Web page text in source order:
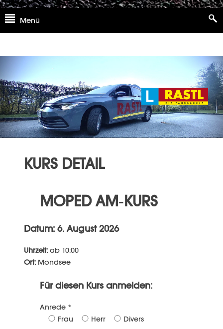
Skip
to
Menü
KURS DETAIL
MOPED AM-KURS
Datum: 6. August 2026
Uhrzeit: ab 10:00
Ort: Mondsee
Für diesen Kurs anmelden:
Anrede *
Frau
Herr
Divers